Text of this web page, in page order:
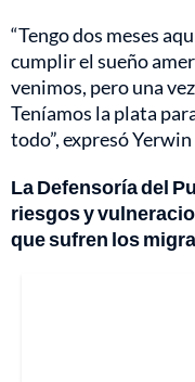
“Tengo dos meses
cumplir el sueño
venimos, pero una
Teníamos la plata
todo”, expresó
La Defensoría del
riesgos y
que sufren los